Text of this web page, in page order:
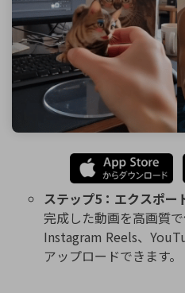
ステップ5：エクスポー
完成した動画を高画質
Instagram Reels、
アップロードできます。